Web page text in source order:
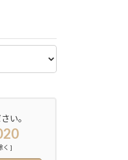
い。
く ]